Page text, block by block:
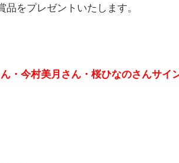
をプレゼントいたします。
・今村美月さん・桜ひなのさんサイ